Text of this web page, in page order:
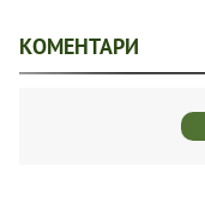
КОМЕНТАРИ